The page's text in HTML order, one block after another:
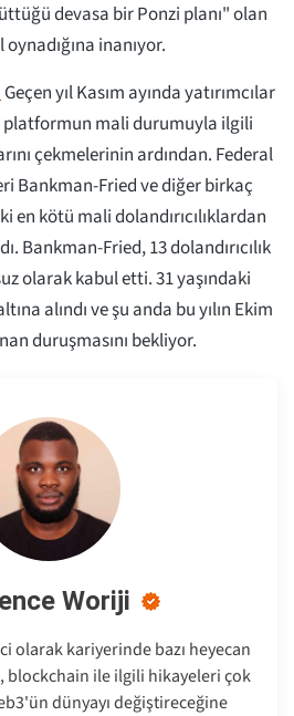
devasa bir Ponzi planı" olan
inanıyor.
Geçen yıl Kasım ayında yatırımcılar
mali durumuyla ilgili
çekmelerinin ardından. Federal
Bankman-Fried ve diğer birkaç
en kötü mali dolandırıcılıklardan
Bankman-Fried, 13 dolandırıcılık
olarak kabul etti. 31 yaşındaki
alındı ve şu anda bu yılın Ekim
duruşmasını bekliyor.
Woriji
olarak kariyerinde bazı heyecan
blockchain ile ilgili hikayeleri çok
dünyayı değiştireceğine